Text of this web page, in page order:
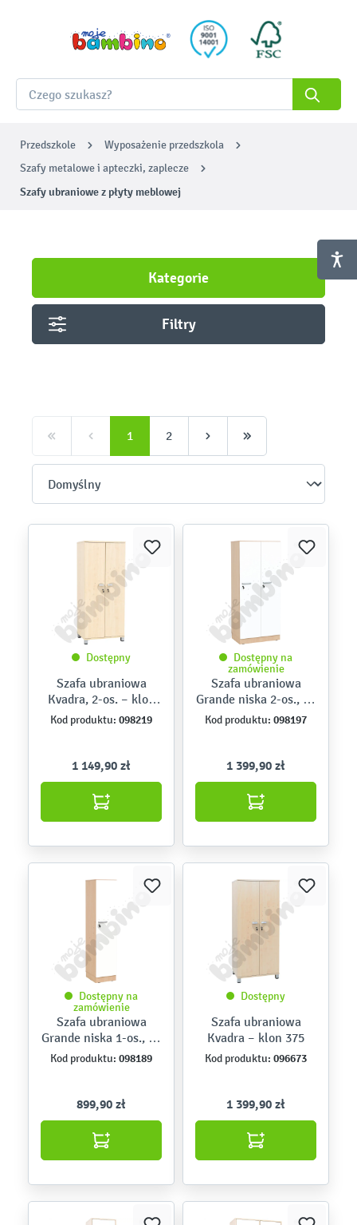
Przedszkole
Wyposażenie przedszkola
Szafy metalowe i apteczki, zaplecze
Szafy ubraniowe z płyty meblowej
Kategorie
Filtry
1 2
Dostępny
Szafa ubraniowa
Kvadra, 2-os. – klon
375
Kod produktu: 098219
1 149,90 zł
Dostępny na
zamówienie
Szafa ubraniowa
Grande niska 2-os., gł.
39,8 – skrzynia klon
jasny i białe drzwi
Kod produktu: 098197
1 399,90 zł
Dostępny na
zamówienie
Szafa ubraniowa
Grande niska 1-os., gł.
39,8 – skrzynia klon
jasny i białe drzwi
Kod produktu: 098189
899,90 zł
Dostępny
Szafa ubraniowa
Kvadra – klon 375
Kod produktu: 096673
1 399,90 zł